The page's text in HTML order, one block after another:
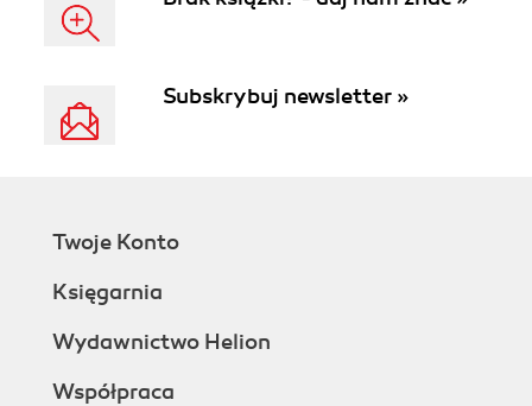
Subskrybuj newsletter »
Twoje Konto
Księgarnia
Wydawnictwo Helion
Współpraca